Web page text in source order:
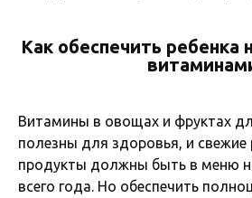
Как обеспечить
Витамины в овощах и фруктах
полезны для здоровья, и свежие
продукты должны быть в меню
всего года. Но обеспечить